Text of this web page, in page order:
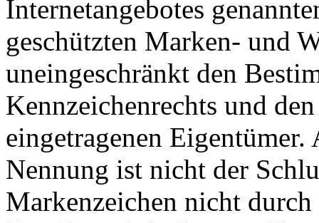
Internetangebotes
geschützten Marken- und
uneingeschränkt den
Kennzeichenrechts und
eingetragenen
Nennung ist nicht der
Markenzeichen nicht